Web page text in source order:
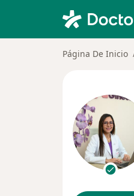
Página De Inicio